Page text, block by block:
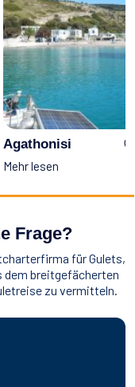
Agathonisi
Mehr lesen
Frage?
für Gulets,
dem breitgefächerten
zu vermitteln.